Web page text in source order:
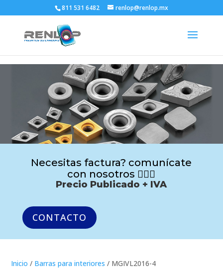
811 531 6482 renlop@renlop.mx
Necesitas factura? comunícate
con nosotros 🙋🏻‍♂️
Precio Publicado + IVA
CONTACTO
Inicio / Barras para interiores / MGIVL2016-4